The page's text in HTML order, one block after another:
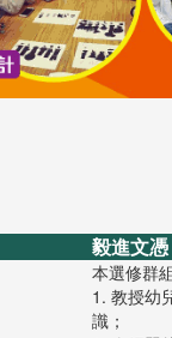
毅進文
本選修群
1. 教授幼
識；